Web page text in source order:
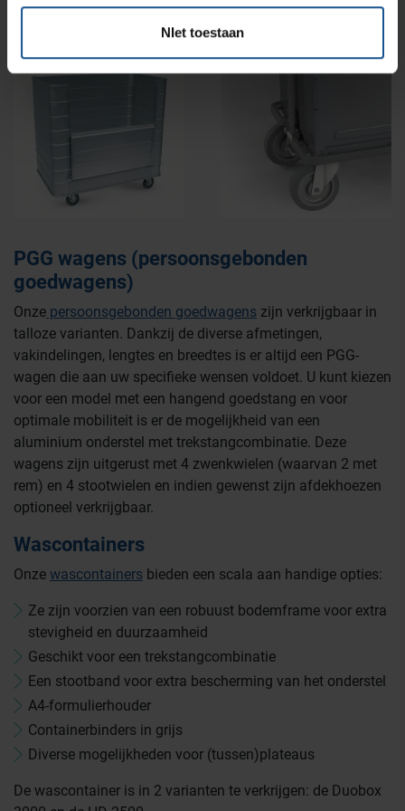
NIet toestaan
PGG wagens (persoonsgebonden
goedwagens)
Onze persoonsgebonden goedwagens zijn verkrijgbaar in
talloze varianten. Dankzij de diverse afmetingen,
vakindelingen, lengtes en breedtes is er altijd een PGG-
wagen die aan uw specifieke wensen voldoet. U kunt kiezen
voor een model met een hangend goedstang en voor
optimale mobiliteit is er de mogelijkheid van een
aluminium onderstel met trekstangcombinatie. Deze
wagens zijn uitgerust met 4 zwenkwielen (waarvan 2 met
rem) en 4 stootwielen en indien gewenst zijn afdekhoezen
optioneel verkrijgbaar.
Wascontainers
Onze wascontainers bieden een scala aan handige opties:
Ze zijn voorzien van een robuust bodemframe voor extra
stevigheid en duurzaamheid
Geschikt voor een trekstangcombinatie
Een stootband voor extra bescherming van het onderstel
A4-formulierhouder
Containerbinders in grijs
Diverse mogelijkheden voor (tussen)plateaus
De wascontainer is in 2 varianten te verkrijgen: de Duobox